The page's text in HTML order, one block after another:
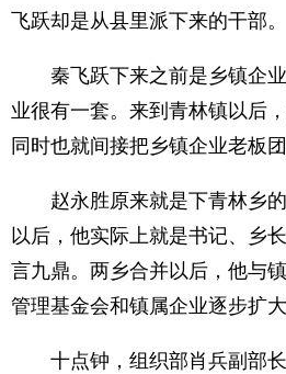
飞跃却是从县里派下来的干部。
秦飞跃下来之前是乡镇企业
业很有一套。来到青林镇以后
同时也就间接把乡镇企业老板团
赵永胜原来就是下青林乡的
以后，他实际上就是书记、乡
言九鼎。两乡合并以后，他与
管理基金会和镇属企业逐步扩大
十点钟，组织部肖兵副部长